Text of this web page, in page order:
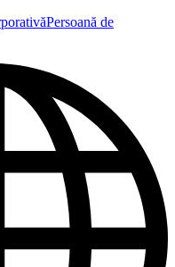
Persoană de